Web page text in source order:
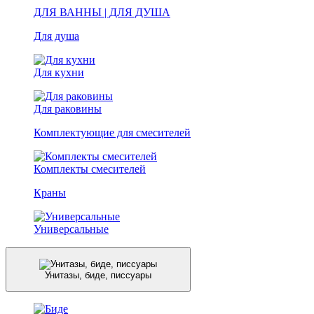
ДЛЯ ВАННЫ | ДЛЯ ДУША
Для душа
Для кухни
Для раковины
Комплектующие для смесителей
Комплекты смесителей
Краны
Универсальные
Унитазы, биде, писсуары